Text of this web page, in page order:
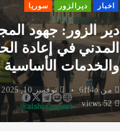
اخبار ديرالزور سوريا
دير الزور: جهود
المدني في إعادة
والخدمات الأساسية
من6ff4o
نوفمبر 10, 2025
52 views